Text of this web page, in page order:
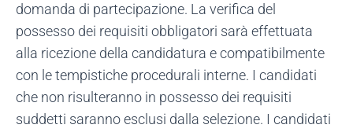
domanda di partecipazione. La verifica del
possesso dei requisiti obbligatori sarà effettuata
alla ricezione della candidatura e compatibilmente
con le tempistiche procedurali interne. I candidati
che non risulteranno in possesso dei requisiti
suddetti saranno esclusi dalla selezione. I candidati